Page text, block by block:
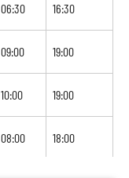
06:30 16:30
09:00 19:00
10:00 19:00
08:00 18:00